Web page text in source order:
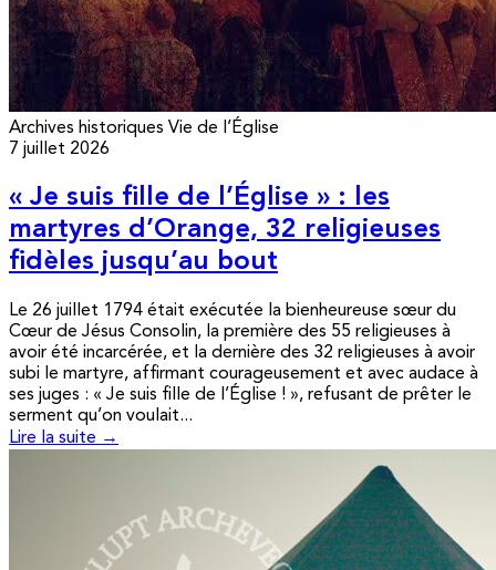
Archives historiques Vie de l’Église
7 juillet 2026
« Je suis fille de l’Église » : les
martyres d’Orange, 32 religieuses
fidèles jusqu’au bout
Le 26 juillet 1794 était exécutée la bienheureuse sœur du
Cœur de Jésus Consolin, la première des 55 religieuses à
avoir été incarcérée, et la dernière des 32 religieuses à avoir
subi le martyre, affirmant courageusement et avec audace à
ses juges : « Je suis fille de l’Église ! », refusant de prêter le
serment qu’on voulait...
Lire la suite →